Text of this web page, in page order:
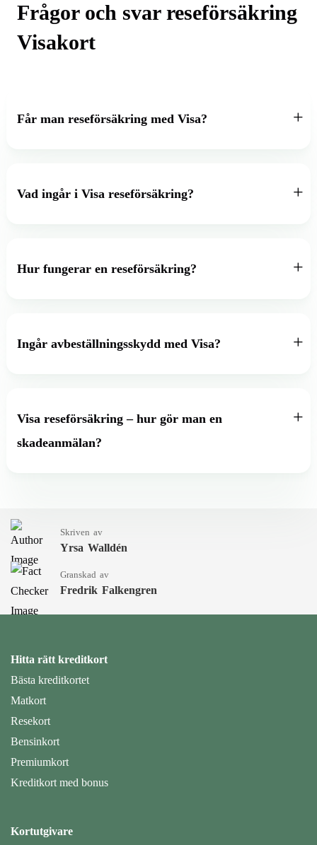
Frågor och svar reseförsäkring
Visakort
Får man reseförsäkring med Visa?
Vad ingår i Visa reseförsäkring?
Hur fungerar en reseförsäkring?
Ingår avbeställningsskydd med Visa?
Visa reseförsäkring – hur gör man en
skadeanmälan?
Skriven av
Yrsa Walldén
Granskad av
Fredrik Falkengren
Hitta rätt kreditkort
Bästa kreditkortet
Matkort
Resekort
Bensinkort
Premiumkort
Kreditkort med bonus
Kortutgivare